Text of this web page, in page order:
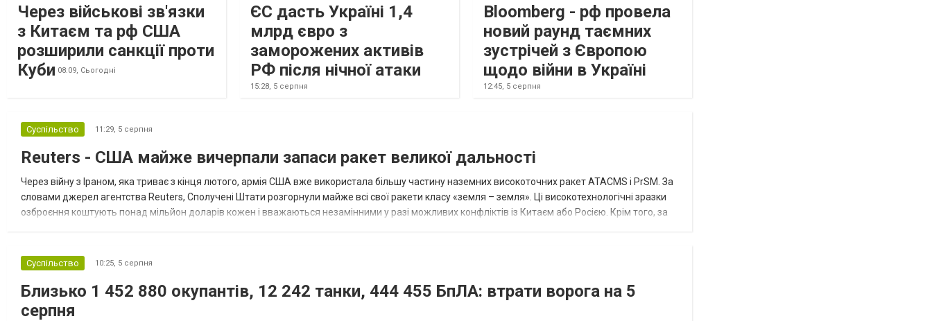
Через військові зв'язки
з Китаєм та рф США
розширили санкції проти
Куби 08:09, Сьогодні
ЄС дасть Україні 1,4
млрд євро з
заморожених активів
РФ після нічної атаки
15:28, 5 серпня
Bloomberg - рф провела
новий раунд таємних
зустрічей з Європою
щодо війни в Україні
12:45, 5 серпня
Суспільство 11:29, 5 серпня
Reuters - США майже вичерпали запаси ракет великої дальності
Через війну з Іраном, яка триває з кінця лютого, армія США вже використала більшу частину наземних високоточних ракет ATACMS і PrSM. За
словами джерел агентства Reuters, Сполучені Штати розгорнули майже всі свої ракети класу «земля – земля». Ці високотехнологічні зразки
озброєння коштують понад мільйон доларів кожен і вважаються незамінними у разі можливих конфліктів із Китаєм або Росією. Крім того, за
Суспільство 10:25, 5 серпня
Близько 1 452 880 окупантів, 12 242 танки, 444 455 БпЛА: втрати ворога на 5
серпня